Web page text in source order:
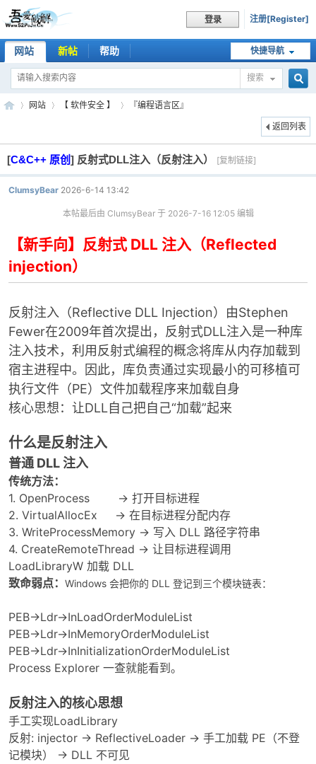
登录 注册[Register]
快捷导航
网站 新帖 帮助
搜索
吾
爱
破
解
»
网站 【 软件安全 】
›
『编程语言区』
返回列表
[C&C++ 原创] 反射式DLL注入（反射注入） [复制链接]
ClumsyBear 2026-6-14 13:42
本帖最后由 ClumsyBear 于 2026-7-16 12:05 编辑
【新手向】反射式 DLL 注入（Reflected
injection）
反射注入（Reflective DLL Injection）由Stephen
Fewer在2009年首次提出，反射式DLL注入是一种库
注入技术，利用反射式编程的概念将库从内存加载到
宿主进程中。因此，库负责通过实现最小的可移植可
执行文件（PE）文件加载程序来加载自身
核心思想：让DLL自己把自己“加载”起来
什么是反射注入
普通 DLL 注入
传统方法：
1. OpenProcess → 打开目标进程
2. VirtualAllocEx → 在目标进程分配内存
3. WriteProcessMemory → 写入 DLL 路径字符串
4. CreateRemoteThread → 让目标进程调用
LoadLibraryW 加载 DLL
致命弱点： Windows 会把你的 DLL 登记到三个模块链表：
PEB->Ldr->InLoadOrderModuleList
PEB->Ldr->InMemoryOrderModuleList
PEB->Ldr->InInitializationOrderModuleList
Process Explorer 一查就能看到。
反射注入的核心思想
手工实现LoadLibrary
反射: injector → ReflectiveLoader → 手工加载 PE（不登
记模块） → DLL 不可见